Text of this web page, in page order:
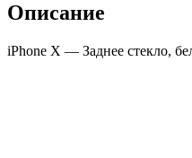
Описание
iPhone X — Заднее стекло,